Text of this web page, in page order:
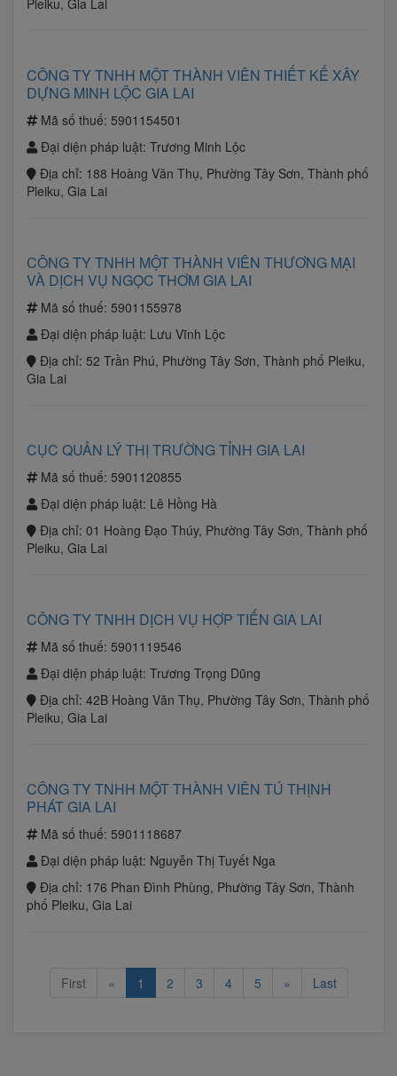
Pleiku, Gia Lai
CÔNG TY TNHH MỘT THÀNH VIÊN THIẾT KẾ XÂY
DỰNG MINH LỘC GIA LAI
Mã số thuế: 5901154501
Đại diện pháp luật: Trương Minh Lộc
Địa chỉ: 188 Hoàng Văn Thụ, Phường Tây Sơn, Thành phố
Pleiku, Gia Lai
CÔNG TY TNHH MỘT THÀNH VIÊN THƯƠNG MẠI
VÀ DỊCH VỤ NGỌC THƠM GIA LAI
Mã số thuế: 5901155978
Đại diện pháp luật: Lưu Vĩnh Lộc
Địa chỉ: 52 Trần Phú, Phường Tây Sơn, Thành phố Pleiku,
Gia Lai
CỤC QUẢN LÝ THỊ TRƯỜNG TỈNH GIA LAI
Mã số thuế: 5901120855
Đại diện pháp luật: Lê Hồng Hà
Địa chỉ: 01 Hoàng Đạo Thúy, Phường Tây Sơn, Thành phố
Pleiku, Gia Lai
CÔNG TY TNHH DỊCH VỤ HỢP TIẾN GIA LAI
Mã số thuế: 5901119546
Đại diện pháp luật: Trương Trọng Dũng
Địa chỉ: 42B Hoàng Văn Thụ, Phường Tây Sơn, Thành phố
Pleiku, Gia Lai
CÔNG TY TNHH MỘT THÀNH VIÊN TÚ THỊNH
PHÁT GIA LAI
Mã số thuế: 5901118687
Đại diện pháp luật: Nguyễn Thị Tuyết Nga
Địa chỉ: 176 Phan Đình Phùng, Phường Tây Sơn, Thành
phố Pleiku, Gia Lai
First « 1 2 3 4 5 » Last